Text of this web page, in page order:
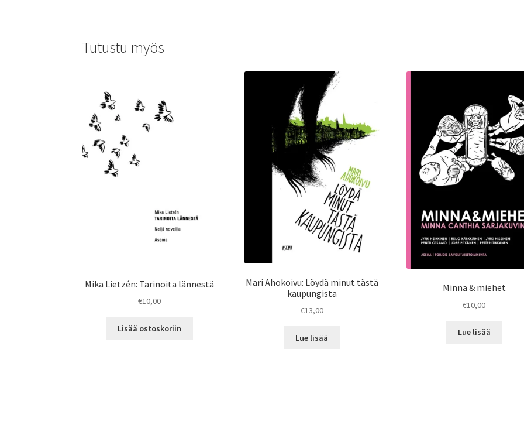
Tutustu myös
Mika Lietzén: Tarinoita lännestä
€10,00
Lisää ostoskoriin
Mari Ahokoivu: Löydä minut tästä
kaupungista
€13,00
Lue lisää
Minna & miehet
€10,00
Lue lisää